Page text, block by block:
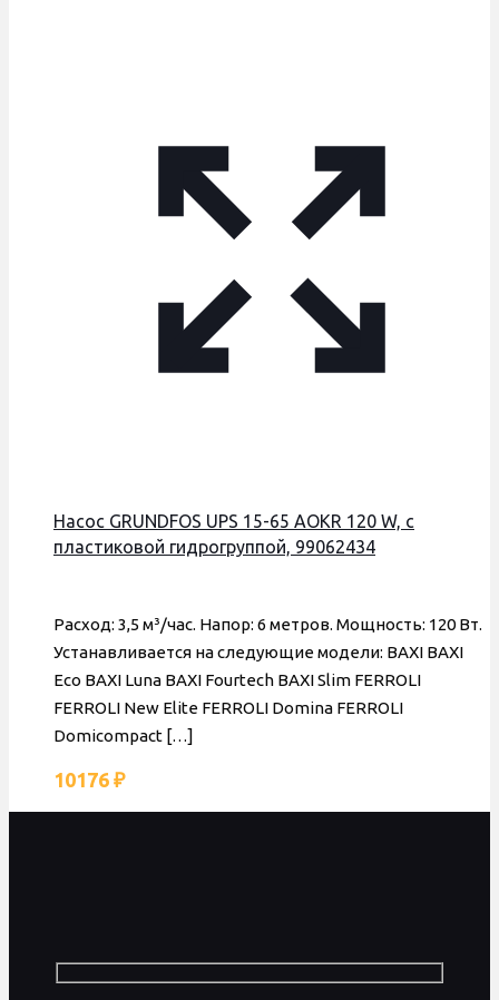
Насос GRUNDFOS UPS 15-65 AOKR 120 W, с
пластиковой гидрогруппой, 99062434
Расход: 3,5 м³/час. Напор: 6 метров. Мощность: 120 Вт.
Устанавливается на следующие модели: BAXI BAXI
Eco BAXI Luna BAXI Fourtech BAXI Slim FERROLI
FERROLI New Elite FERROLI Domina FERROLI
Domicompact […]
10176 ₽